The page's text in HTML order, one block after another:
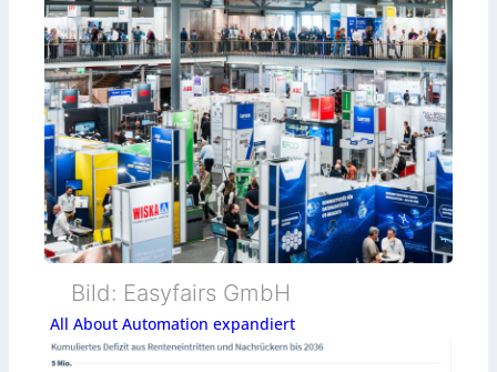
Bild: Easyfairs GmbH
All About Automation expandiert